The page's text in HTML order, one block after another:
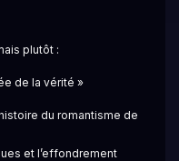
plutôt :
de la vérité »
du romantisme de
et l’effondrement